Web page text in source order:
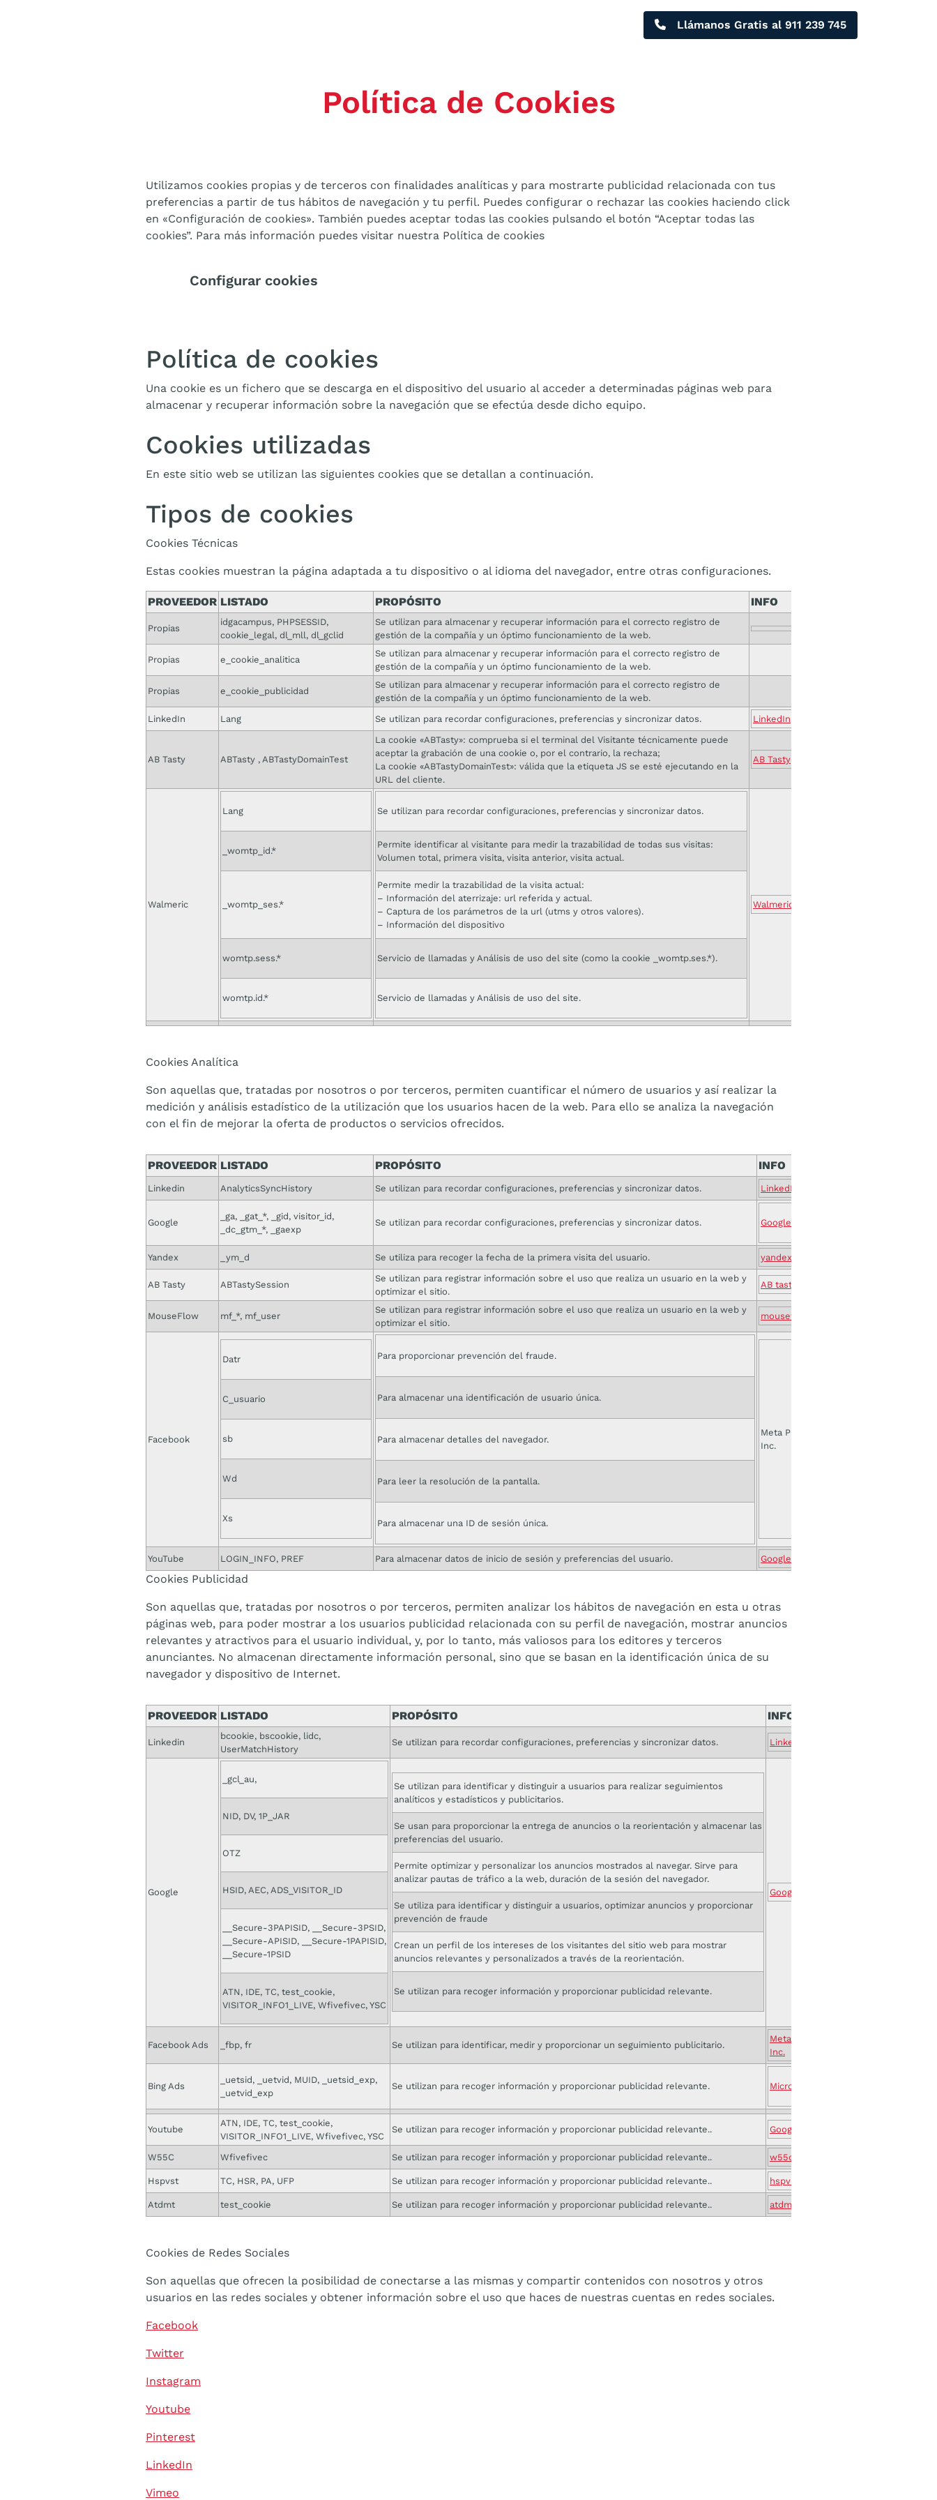
Llámanos Gratis al 911 239 745
Política de Cookies
Utilizamos cookies propias y de terceros con finalidades analíticas y para mostrarte publicidad relacionada con tus
preferencias a partir de tus hábitos de navegación y tu perfil. Puedes configurar o rechazar las cookies haciendo click
en «Configuración de cookies». También puedes aceptar todas las cookies pulsando el botón “Aceptar todas las
cookies”. Para más información puedes visitar nuestra Política de cookies
Configurar cookies
Política de cookies
Una cookie es un fichero que se descarga en el dispositivo del usuario al acceder a determinadas páginas web para
almacenar y recuperar información sobre la navegación que se efectúa desde dicho equipo.
Cookies utilizadas
En este sitio web se utilizan las siguientes cookies que se detallan a continuación.
Tipos de cookies
Cookies Técnicas
Estas cookies muestran la página adaptada a tu dispositivo o al idioma del navegador, entre otras configuraciones.
PROVEEDOR LISTADO PROPÓSITO INFO
Propias
idgacampus, PHPSESSID,
cookie_legal, dl_mll, dl_gclid
Se utilizan para almacenar y recuperar información para el correcto registro de
gestión de la compañía y un óptimo funcionamiento de la web.
Propias e_cookie_analitica
Se utilizan para almacenar y recuperar información para el correcto registro de
gestión de la compañía y un óptimo funcionamiento de la web.
Propias e_cookie_publicidad
Se utilizan para almacenar y recuperar información para el correcto registro de
gestión de la compañía y un óptimo funcionamiento de la web.
LinkedIn
Lang Se utilizan para recordar configuraciones, preferencias y sincronizar datos. LinkedIn
AB Tasty ABTasty , ABTastyDomainTest
La cookie «ABTasty»: comprueba si el terminal del Visitante técnicamente puede
aceptar la grabación de una cookie o, por el contrario, la rechaza;
La cookie «ABTastyDomainTest»: válida que la etiqueta JS se esté ejecutando en la
URL del cliente.
AB Tasty
Walmeric
Lang
_womtp_id.*
_womtp_ses.*
womtp.sess.*
womtp.id.*
Se utilizan para recordar configuraciones, preferencias y sincronizar datos.
Permite identificar al visitante para medir la trazabilidad de todas sus visitas:
Volumen total, primera visita, visita anterior, visita actual.
Permite medir la trazabilidad de la visita actual:
– Información del aterrizaje: url referida y actual.
– Captura de los parámetros de la url (utms y otros valores).
– Información del dispositivo
Servicio de llamadas y Análisis de uso del site (como la cookie _womtp.ses.*).
Servicio de llamadas y Análisis de uso del site.
Walmeric
Cookies Analítica
Son aquellas que, tratadas por nosotros o por terceros, permiten cuantificar el número de usuarios y así realizar la
medición y análisis estadístico de la utilización que los usuarios hacen de la web. Para ello se analiza la navegación
con el fin de mejorar la oferta de productos o servicios ofrecidos.
PROVEEDOR LISTADO PROPÓSITO INFO
Linkedin AnalyticsSyncHistory Se utilizan para recordar configuraciones, preferencias y sincronizar datos. LinkedIn
Google
_ga, _gat_*, _gid, visitor_id,
_dc_gtm_*, _gaexp
Se utilizan para recordar configuraciones, preferencias y sincronizar datos. Google
Yandex _ym_d Se utiliza para recoger la fecha de la primera visita del usuario. yandex.com
AB Tasty ABTastySession
Se utilizan para registrar información sobre el uso que realiza un usuario en la web y
optimizar el sitio.
AB tasty
MouseFlow mf_*, mf_user
Se utilizan para registrar información sobre el uso que realiza un usuario en la web y
optimizar el sitio.
mouseflow.com
Facebook
Datr
C_usuario
sb
Wd
Xs
Para proporcionar prevención del fraude.
Para almacenar una identificación de usuario única.
Para almacenar detalles del navegador.
Para leer la resolución de la pantalla.
Para almacenar una ID de sesión única.
Meta Platforms,
Inc.
YouTube LOGIN_INFO, PREF Para almacenar datos de inicio de sesión y preferencias del usuario. Google
Cookies Publicidad
Son aquellas que, tratadas por nosotros o por terceros, permiten analizar los hábitos de navegación en esta u otras
páginas web, para poder mostrar a los usuarios publicidad relacionada con su perfil de navegación, mostrar anuncios
relevantes y atractivos para el usuario individual, y, por lo tanto, más valiosos para los editores y terceros
anunciantes. No almacenan directamente información personal, sino que se basan en la identificación única de su
navegador y dispositivo de Internet.
PROVEEDOR LISTADO PROPÓSITO INFO
Linkedin
bcookie, bscookie, lidc,
UserMatchHistory
Se utilizan para recordar configuraciones, preferencias y sincronizar datos. LinkedIn
Google
_gcl_au,
NID, DV, 1P_JAR
OTZ
HSID, AEC, ADS_VISITOR_ID
__Secure-3PAPISID, __Secure-3PSID,
__Secure-APISID, __Secure-1PAPISID,
__Secure-1PSID
ATN, IDE, TC, test_cookie,
VISITOR_INFO1_LIVE, Wfivefivec, YSC
Se utilizan para identificar y distinguir a usuarios para realizar seguimientos
analíticos y estadísticos y publicitarios.
Se usan para proporcionar la entrega de anuncios o la reorientación y almacenar las
preferencias del usuario.
Permite optimizar y personalizar los anuncios mostrados al navegar. Sirve para
analizar pautas de tráfico a la web, duración de la sesión del navegador.
Se utiliza para identificar y distinguir a usuarios, optimizar anuncios y proporcionar
prevención de fraude
Crean un perfil de los intereses de los visitantes del sitio web para mostrar
anuncios relevantes y personalizados a través de la reorientación.
Se utilizan para recoger información y proporcionar publicidad relevante.
Google
Facebook Ads _fbp, fr Se utilizan para identificar, medir y proporcionar un seguimiento publicitario.
Meta Platforms,
Inc.
Bing Ads
_uetsid, _uetvid, MUID, _uetsid_exp,
_uetvid_exp
Se utilizan para recoger información y proporcionar publicidad relevante. Microsoft
Youtube
ATN, IDE, TC, test_cookie,
VISITOR_INFO1_LIVE, Wfivefivec, YSC
Se utilizan para recoger información y proporcionar publicidad relevante.. Google
W55C Wfivefivec Se utilizan para recoger información y proporcionar publicidad relevante.. w55c.net
Hspvst TC, HSR, PA, UFP Se utilizan para recoger información y proporcionar publicidad relevante.. hspvst.com
Atdmt test_cookie Se utilizan para recoger información y proporcionar publicidad relevante.. atdmt.com
Cookies de Redes Sociales
Son aquellas que ofrecen la posibilidad de conectarse a las mismas y compartir contenidos con nosotros y otros
usuarios en las redes sociales y obtener información sobre el uso que haces de nuestras cuentas en redes sociales.
Facebook
Twitter
Instagram
Youtube
Pinterest
LinkedIn
Vimeo